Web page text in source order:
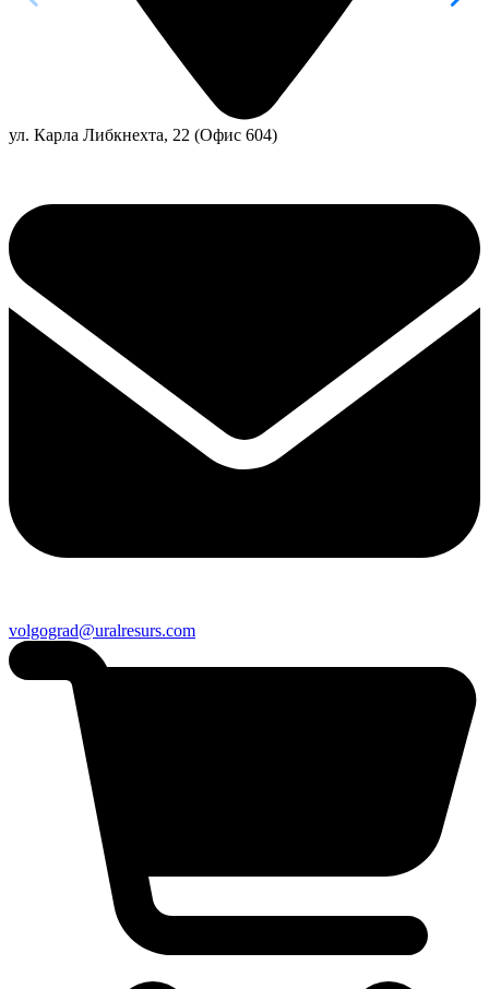
ул. Карла Либкнехта, 22 (Офис 604)
volgograd@uralresurs.com